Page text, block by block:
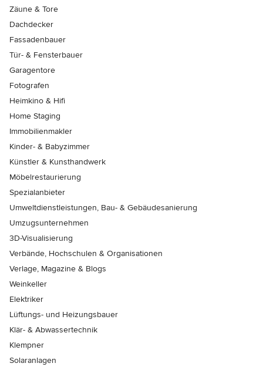
Zäune & Tore
Dachdecker
Fassadenbauer
Tür- & Fensterbauer
Garagentore
Fotografen
Heimkino & Hifi
Home Staging
Immobilienmakler
Kinder- & Babyzimmer
Künstler & Kunsthandwerk
Möbelrestaurierung
Spezialanbieter
Umweltdienstleistungen, Bau- & Gebäudesanierung
Umzugsunternehmen
3D-Visualisierung
Verbände, Hochschulen & Organisationen
Verlage, Magazine & Blogs
Weinkeller
Elektriker
Lüftungs- und Heizungsbauer
Klär- & Abwassertechnik
Klempner
Solaranlagen